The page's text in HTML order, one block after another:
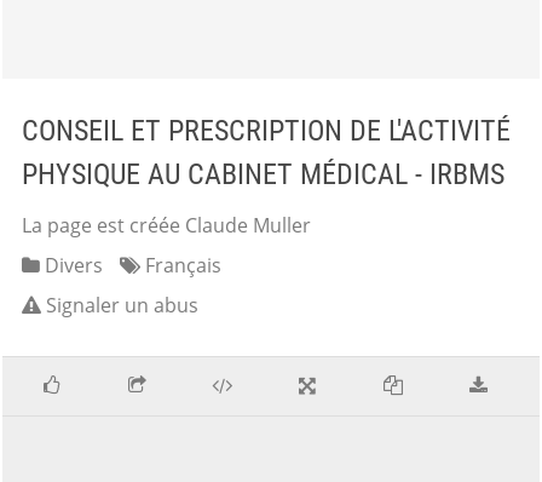
CONSEIL ET PRESCRIPTION DE L'ACTIVITÉ
PHYSIQUE AU CABINET MÉDICAL - IRBMS
La page est créée Claude Muller
Divers
Français
Signaler un abus